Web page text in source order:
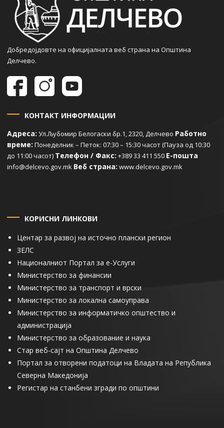
Добредојдовте на официјалната веб страна на Општина
Делчево.
КОНТАКТ ИНФОРМАЦИИ
Адреса: Ул.Љубомир Белогаски бр.1, 2320, Делчево Работно
време: Понеделник – Петок: 07:30 – 15:30 часот (Пауза од 10:30
до 11:00 часот) Телефон / Факс: +389 33 411 550 Е-пошта
info@delcevo.gov.mk Веб страна: www.delcevo.gov.mk
КОРИСНИ ЛИНКОВИ
Центар за развој на источно плански регион
ЗЕЛС
Националниот Портал за е-Услуги
Министерство за финансии
Министерство за транспорт и врски
Министерство за локална самоуправа
Министерство за информатичко општество и
администрација
Министерство за образование и наука
Стар веб-сајт на Општина Делчево
Портал за отворени податоци на Владата на Република
Северна Македонија
Регистар на станбени згради по општини